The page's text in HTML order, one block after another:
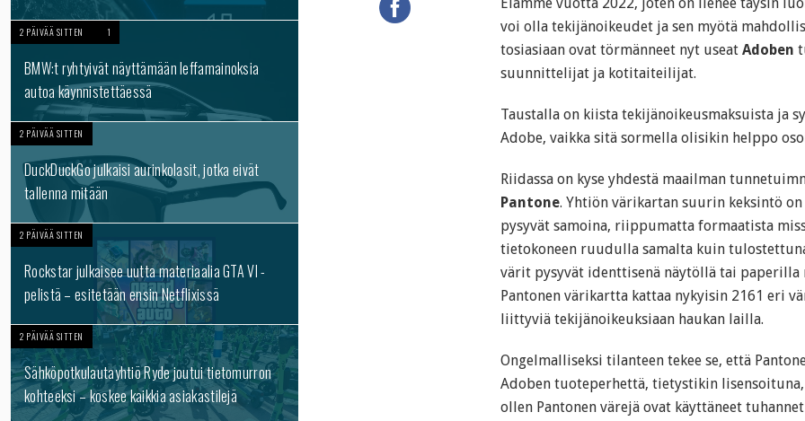
2 PÄIVÄÄ SITTEN 1
BMW:t ryhtyivät näyttämään leffamainoksia
autoa käynnistettäessä
2 PÄIVÄÄ SITTEN
DuckDuckGo julkaisi aurinkolasit, jotka eivät
tallenna mitään
2 PÄIVÄÄ SITTEN
Rockstar julkaisee uutta materiaalia GTA VI -
pelistä – esitetään ensin Netflixissä
2 PÄIVÄÄ SITTEN
Sähköpotkulautayhtiö Ryde joutui tietomurron
kohteeksi – koskee kaikkia asiakastilejä
voi olla tekijänoikeudet ja sen myötä
tosiasiaan ovat törmänneet nyt useat Adoben
suunnittelijat ja kotitaiteilijat.
Taustalla on kiista tekijänoikeusmaksuista ja
Adobe, vaikka sitä sormella olisikin helppo
Riidassa on kyse yhdestä maailman
Pantone. Yhtiön värikartan suurin keksintö
pysyvät samoina, riippumatta formaatista
tietokoneen ruudulla samalta kuin
värit pysyvät identtisenä näytöllä tai paperilla
Pantonen värikartta kattaa nykyisin 2161 eri
liittyviä tekijänoikeuksiaan haukan lailla.
Ongelmalliseksi tilanteen tekee se, että
Adoben tuoteperhettä, tietystikin
ollen Pantonen värejä ovat käyttäneet